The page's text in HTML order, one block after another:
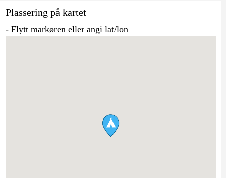
Plassering på kartet
- Flytt markøren eller angi lat/lon